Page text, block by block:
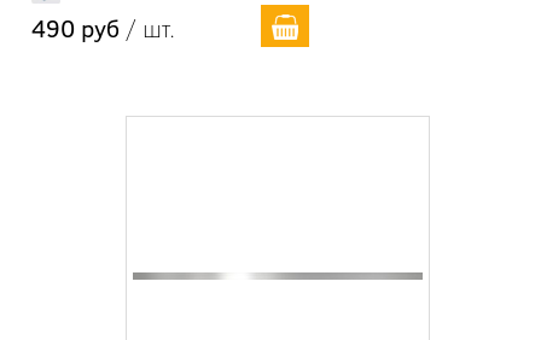
490 руб / шт.